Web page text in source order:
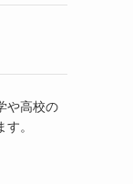
や高校の
。